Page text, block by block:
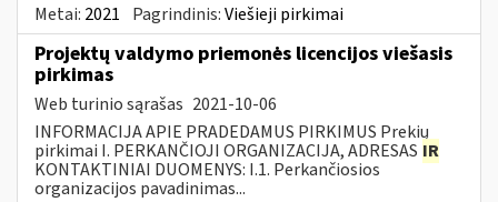
Metai: 2021 Pagrindinis:Viešieji pirkimai
Projektų valdymo priemonės licencijos viešasis
pirkimas
Web turinio sąrašas 2021-10-06
INFORMACIJA APIE PRADEDAMUS PIRKIMUS Prekių
pirkimai I. PERKANČIOJI ORGANIZACIJA, ADRESAS IR
KONTAKTINIAI DUOMENYS: I.1. Perkančiosios
organizacijos pavadinimas...